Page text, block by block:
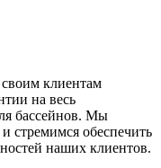
клиентам
на весь
бассейнов. Мы
стремимся обеспечить
наших клиентов.